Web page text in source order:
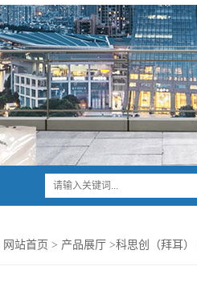
网站首页 > 产品展厅 >科思创（拜耳）